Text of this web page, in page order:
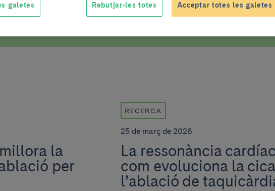
la
per
RECERCA
25 de març de 2026
La ressonància
com evoluciona la
l’ablació de
Rebutjar-les totes Acceptar totes les galetes
galetes